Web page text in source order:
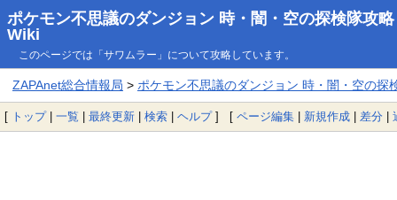
ポケモン不思議のダンジョン 時・闇・空の探検隊攻略
Wiki
このページでは「サワムラー」について攻略しています。
ZAPAnet総合情報局 > ポケモン不思議のダンジョン 時・闇・空の探
[ トップ| 一覧 | 最終更新 | 検索 | ヘルプ] [ ページ編集 | 新規作成 | 差分 |